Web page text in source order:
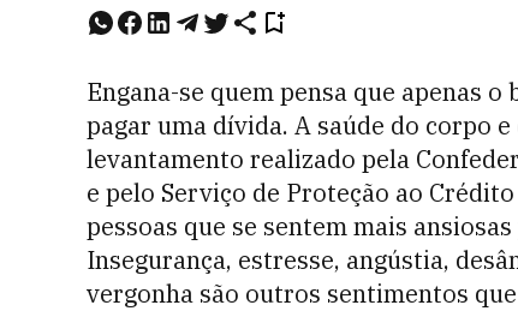
Engana-se quem pensa que apenas
pagar uma dívida. A saúde do corpo
levantamento realizado pela
e pelo Serviço de Proteção ao
pessoas que se sentem mais
Insegurança, estresse, angústia,
vergonha são outros sentimentos